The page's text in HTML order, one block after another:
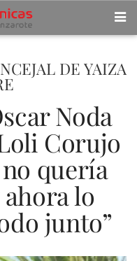
DE YAIZA
Noda
Corujo
quería
lo
junto”